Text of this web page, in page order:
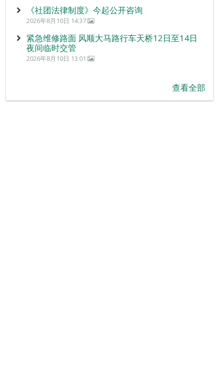
《社团法律制度》今起公开咨询
2026年8月10日 14:37
紧急维修路面 风顺大马路行车天桥12日至14日
夜间临时交管
2026年8月10日 13:01
查看全部